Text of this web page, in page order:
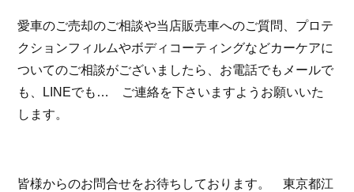
愛車のご売却のご相談や当店販売車へのご質問、プロテ
クションフィルムやボディコーティングなどカーケアに
ついてのご相談がございましたら、お電話でもメールで
も、LINEでも… ご連絡を下さいますようお願いいた
します。
皆様からのお問合せをお待ちしております。 東京都江
スマートオート（株式会社スマート・カーサービス
スマートオート（株式会社スマート・カーサービス
輸入車買取販売事業）
〒136-0074 東京都江東区東砂7-10-14
TEL : 03-6666-2544
info@smart-auto.co.jp